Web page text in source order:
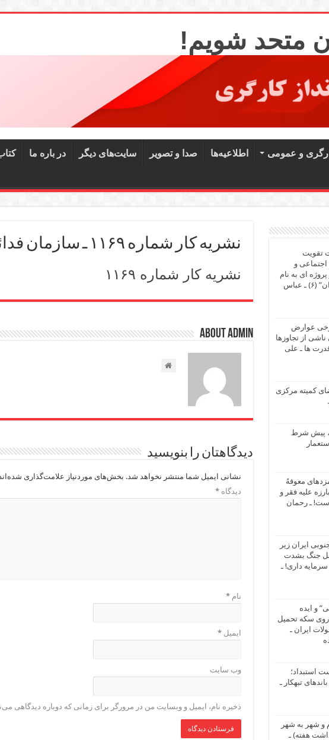
متحد شویم!
و عمومی اطلاعیه‌ها صدا و تصویر سایت‌های دیگر در باره ما
نشریه کار شماره ۱۱۶۹ ـ سازمان فدائیان (اقلیت)
نشریه کار شماره ۱۱۶۹
About admin
دیدگاهتان را بنویسید
نشانی ایمیل شما منتشر نخواهد شد. بخش‌های موردنیاز علامت‌گذاری
دیدگاه*
نام*
ایمیل*
وب‌ سایت
ذخیره نام، ایمیل و وبسایت من در مرورگر برای زمانی که دوباره دیدگاهی
تقویت
و
ای به نام
“کنگره آزادی ایران” (۶) ـ عباس
عوارض
از تجاوزها
ها ـ علی
تن از اعضای کمیته مرکزی
پیش شرط
معوقهُ
علیه فقر و
ـ رحمان
ایران زیر
جنگ بشدت
سرمایه داری! ـ
و ایده
روی سکه تحمیل
ایران ـ
استبداد؛
تبهکار ـ
و شهر به شهر
هفته) ـ